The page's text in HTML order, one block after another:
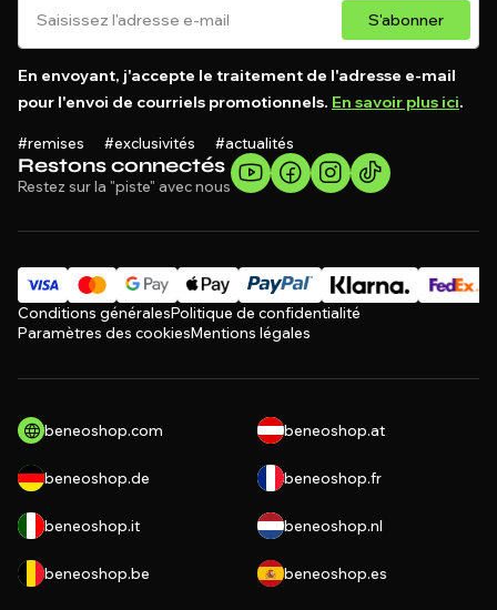
Restons connectés
Restez sur la "piste" avec nous
S'abonner
En envoyant, j'accepte le traitement de l'adresse e-mail
pour l'envoi de courriels promotionnels. En savoir plus ici.
#remises #exclusivités #actualités
Conditions généralesPolitique de confidentialité
Paramètres des cookiesMentions légales
beneoshop.com beneoshop.at
beneoshop.de beneoshop.fr
beneoshop.it beneoshop.nl
beneoshop.be beneoshop.es